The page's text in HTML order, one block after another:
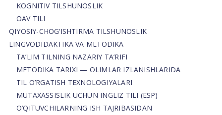
KOGNITIV TILSHUNOSLIK
OAV TILI
QIYOSIY-CHOG‘ISHTIRMA TILSHUNOSLIK
LINGVODIDAKTIKA VA METODIKA
TA’LIM TILNING NAZARIY TA’RIFI
METODIKA TARIXI — OLIMLAR IZLANISHLARIDA
TIL O’RGATISH TEXNOLOGIYALARI
MUTAXASSISLIK UCHUN INGLIZ TILI (ESP)
O’QITUVCHILARNING ISH TAJRIBASIDAN